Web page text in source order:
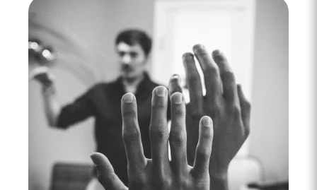
4 minutes
Rencontre à Saint-Cloud